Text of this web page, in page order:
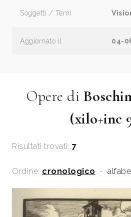
Soggetti / Temi
Aggiornato il 04-
Opere di
(xilo+inc
Risultati trovati: 7
Ordine: cronologico -